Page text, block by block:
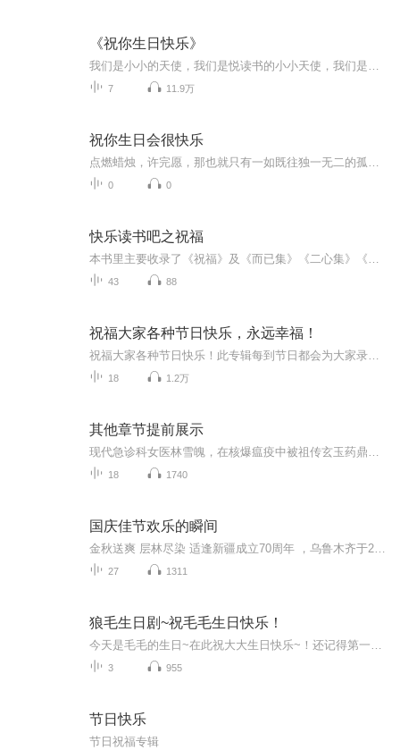
《祝你生日快乐》
7 11.9万
祝你生日会很快乐
0 0
快乐读书吧之祝福
43 88
祝福大家各种节日快乐，永远幸福！
18 1.2万
其他章节提前展示
18 1740
国庆佳节欢乐的瞬间
27 1311
狼毛生日剧~祝毛毛生日快乐！
3 955
节日快乐
节日祝福专辑